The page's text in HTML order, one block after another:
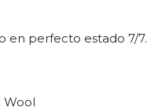
en perfecto estado 7/7.
Wool